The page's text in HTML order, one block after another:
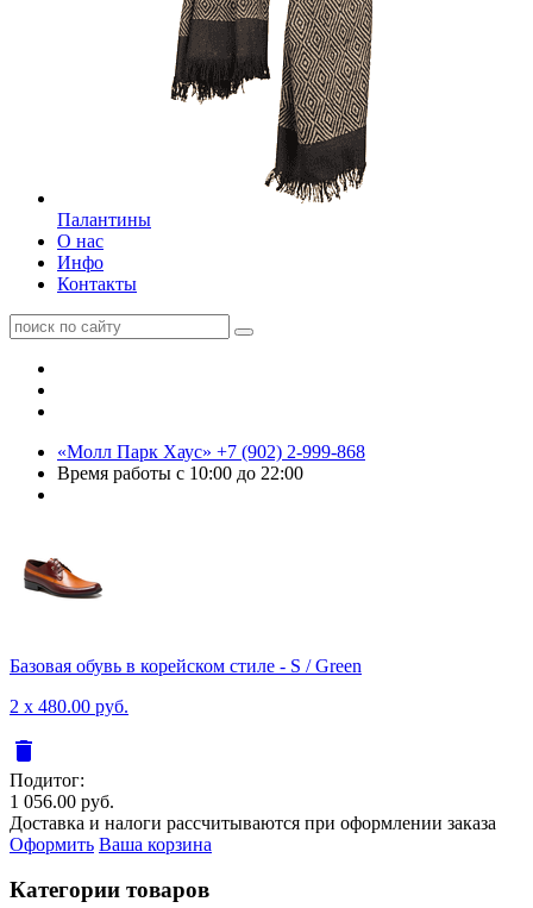
Палантины
О нас
Инфо
Контакты
«Молл Парк Хаус» +7 (902) 2-999-868
Время работы с 10:00 до 22:00
Базовая обувь в корейском стиле - S / Green
2 x 480.00 руб.
delete
Подитог:
1 056.00 руб.
Доставка и налоги рассчитываются при оформлении заказа
Оформить Ваша корзина
Категории товаров